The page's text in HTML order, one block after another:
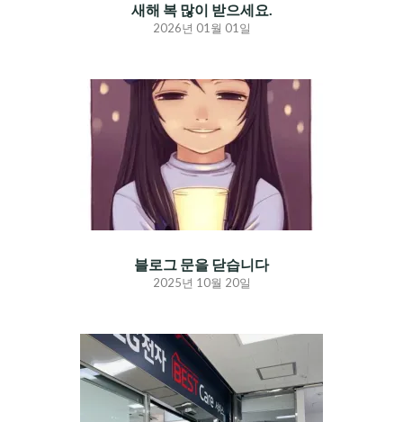
새해 복 많이 받으세요.
2026년 01월 01일
블로그 문을 닫습니다
2025년 10월 20일